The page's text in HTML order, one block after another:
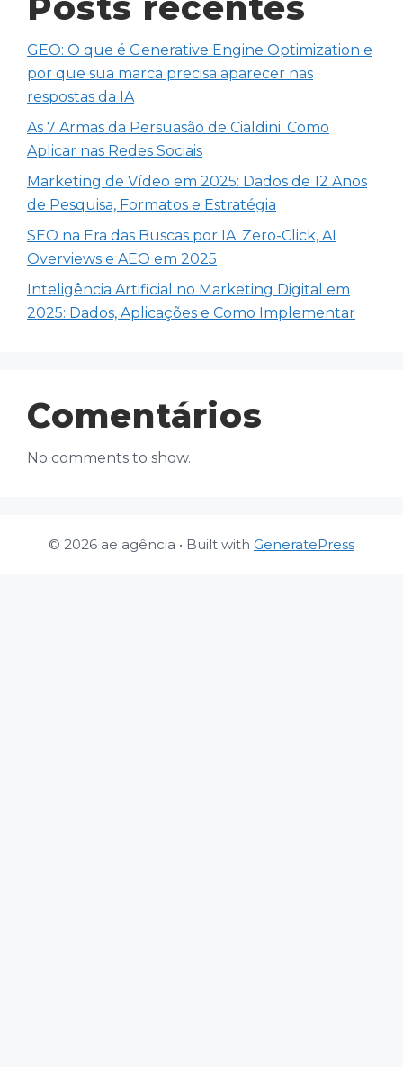
GEO: O que é Generative Engine Optimization e
por que sua marca precisa aparecer nas
respostas da IA
As 7 Armas da Persuasão de Cialdini: Como
Aplicar nas Redes Sociais
Marketing de Vídeo em 2025: Dados de 12 Anos
de Pesquisa, Formatos e Estratégia
SEO na Era das Buscas por IA: Zero-Click, AI
Overviews e AEO em 2025
Inteligência Artificial no Marketing Digital em
2025: Dados, Aplicações e Como Implementar
Comentários
No comments to show.
© 2026 ae agência • Built with GeneratePress